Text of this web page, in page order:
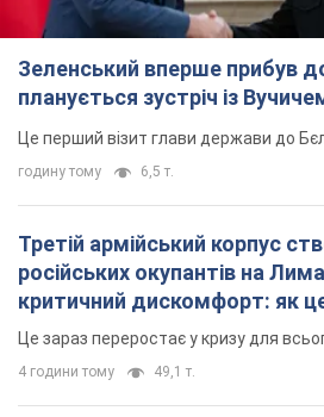
Зеленський вперше прибув
планується зустріч із
Це перший візит глави держави до
годину тому 6,5 т.
Третій армійський корпус
російських окупантів на
критичний дискомфорт: як
Це зараз переростає у кризу для
4 години тому 49,1 т.